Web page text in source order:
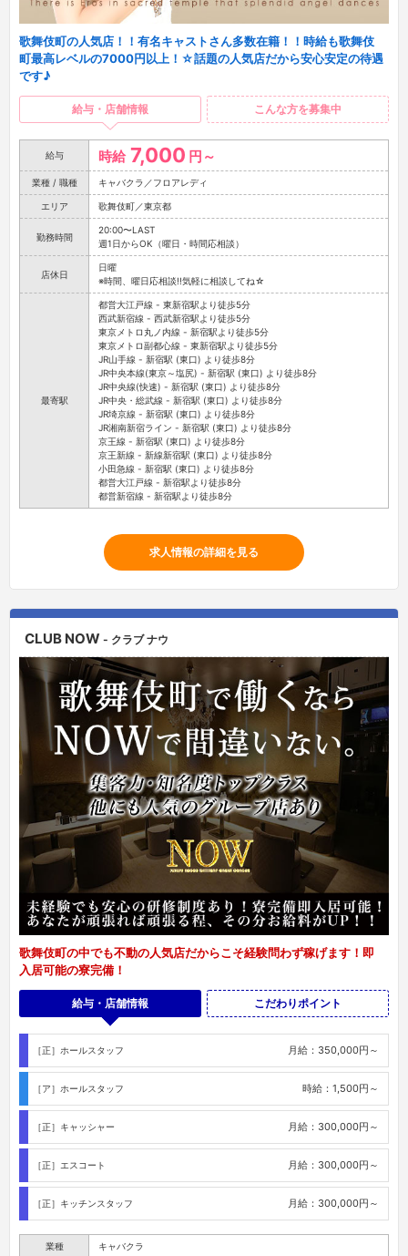
歌舞伎町の人気店！！有名キャストさん多数在籍！！時給も歌舞伎
町最高レベルの7000円以上！☆話題の人気店だから安心安定の待遇
です♪
給与・店舗情報 こんな方を募集中
給与 時給 7,000 円～
業種 / 職種 キャバクラ／フロアレディ
エリア 歌舞伎町／東京都
勤務時間
20:00〜LAST
週1日からOK（曜日・時間応相談）
店休日
日曜
※時間、曜日応相談!!気軽に相談してね☆
最寄駅
都営大江戸線 - 東新宿駅より徒歩5分
西武新宿線 - 西武新宿駅より徒歩5分
東京メトロ丸ノ内線 - 新宿駅より徒歩5分
東京メトロ副都心線 - 東新宿駅より徒歩5分
JR山手線 - 新宿駅 (東口) より徒歩8分
JR中央本線(東京～塩尻) - 新宿駅 (東口) より徒歩8分
JR中央線(快速) - 新宿駅 (東口) より徒歩8分
JR中央・総武線 - 新宿駅 (東口) より徒歩8分
JR埼京線 - 新宿駅 (東口) より徒歩8分
JR湘南新宿ライン - 新宿駅 (東口) より徒歩8分
京王線 - 新宿駅 (東口) より徒歩8分
京王新線 - 新線新宿駅 (東口) より徒歩8分
小田急線 - 新宿駅 (東口) より徒歩8分
都営大江戸線 - 新宿駅より徒歩8分
都営新宿線 - 新宿駅より徒歩8分
求人情報の詳細を見る
CLUB NOW - クラブ ナウ
歌舞伎町の中でも不動の人気店だからこそ経験問わず稼げます！即
入居可能の寮完備！
給与・店舗情報 こだわりポイント
［正］ホールスタッフ 月給：350,000円～
［ア］ホールスタッフ 時給：1,500円～
［正］キャッシャー 月給：300,000円～
［正］エスコート 月給：300,000円～
［正］キッチンスタッフ 月給：300,000円～
業種 キャバクラ